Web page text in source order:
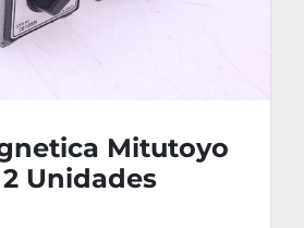
Mitutoyo
2 Unidades